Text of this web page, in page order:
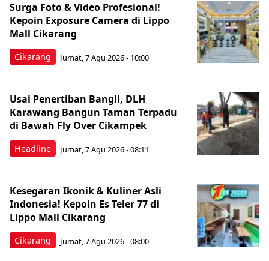
Cikarang
Surga Foto & Video Profesional!
Kepoin Exposure Camera di Lippo
Mall Cikarang
Jumat, 7 Agu 2026 - 10:00
Headline
Usai Penertiban Bangli, DLH
Karawang Bangun Taman Terpadu
di Bawah Fly Over Cikampek
Jumat, 7 Agu 2026 - 08:11
Cikarang
Kesegaran Ikonik & Kuliner Asli
Indonesia! Kepoin Es Teler 77 di
Lippo Mall Cikarang
Jumat, 7 Agu 2026 - 08:00